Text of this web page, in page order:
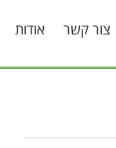
צור קשר אודות